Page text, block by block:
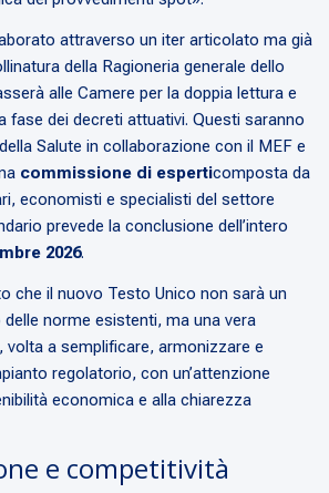
attraverso un iter articolato ma già
della Ragioneria generale dello
alle Camere per la doppia lettura e
fase dei decreti attuativi. Questi saranno
Salute in collaborazione con il MEF e
commissione di esperticomposta da
economisti e specialisti del settore
prevede la conclusione dell’intero
2026.
che il nuovo Testo Unico non sarà un
norme esistenti, ma una vera
, volta a semplificare, armonizzare e
regolatorio, con un’attenzione
economica e alla chiarezza
e competitività